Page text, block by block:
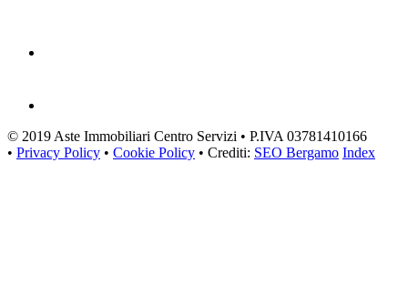
© 2019 Aste Immobiliari Centro Servizi • P.IVA 03781410166
• Privacy Policy • Cookie Policy • Crediti: SEO Bergamo Index